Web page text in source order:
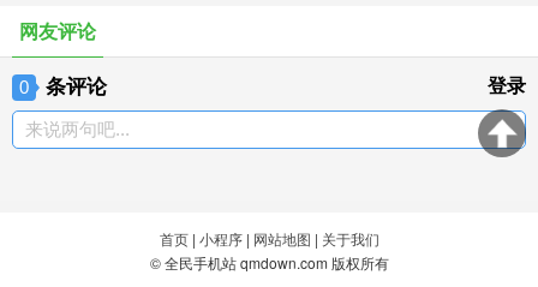
网友评论
0 条评论 登录
来说两句吧...
首页| 小程序| 网站地图 | 关于我们
© 全民手机站 qmdown.com 版权所有